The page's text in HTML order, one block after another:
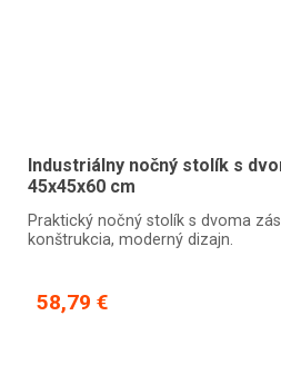
Industriálny nočný stolík s
45x45x60 cm
Praktický nočný stolík s dvoma
konštrukcia, moderný dizajn.
58,79 €